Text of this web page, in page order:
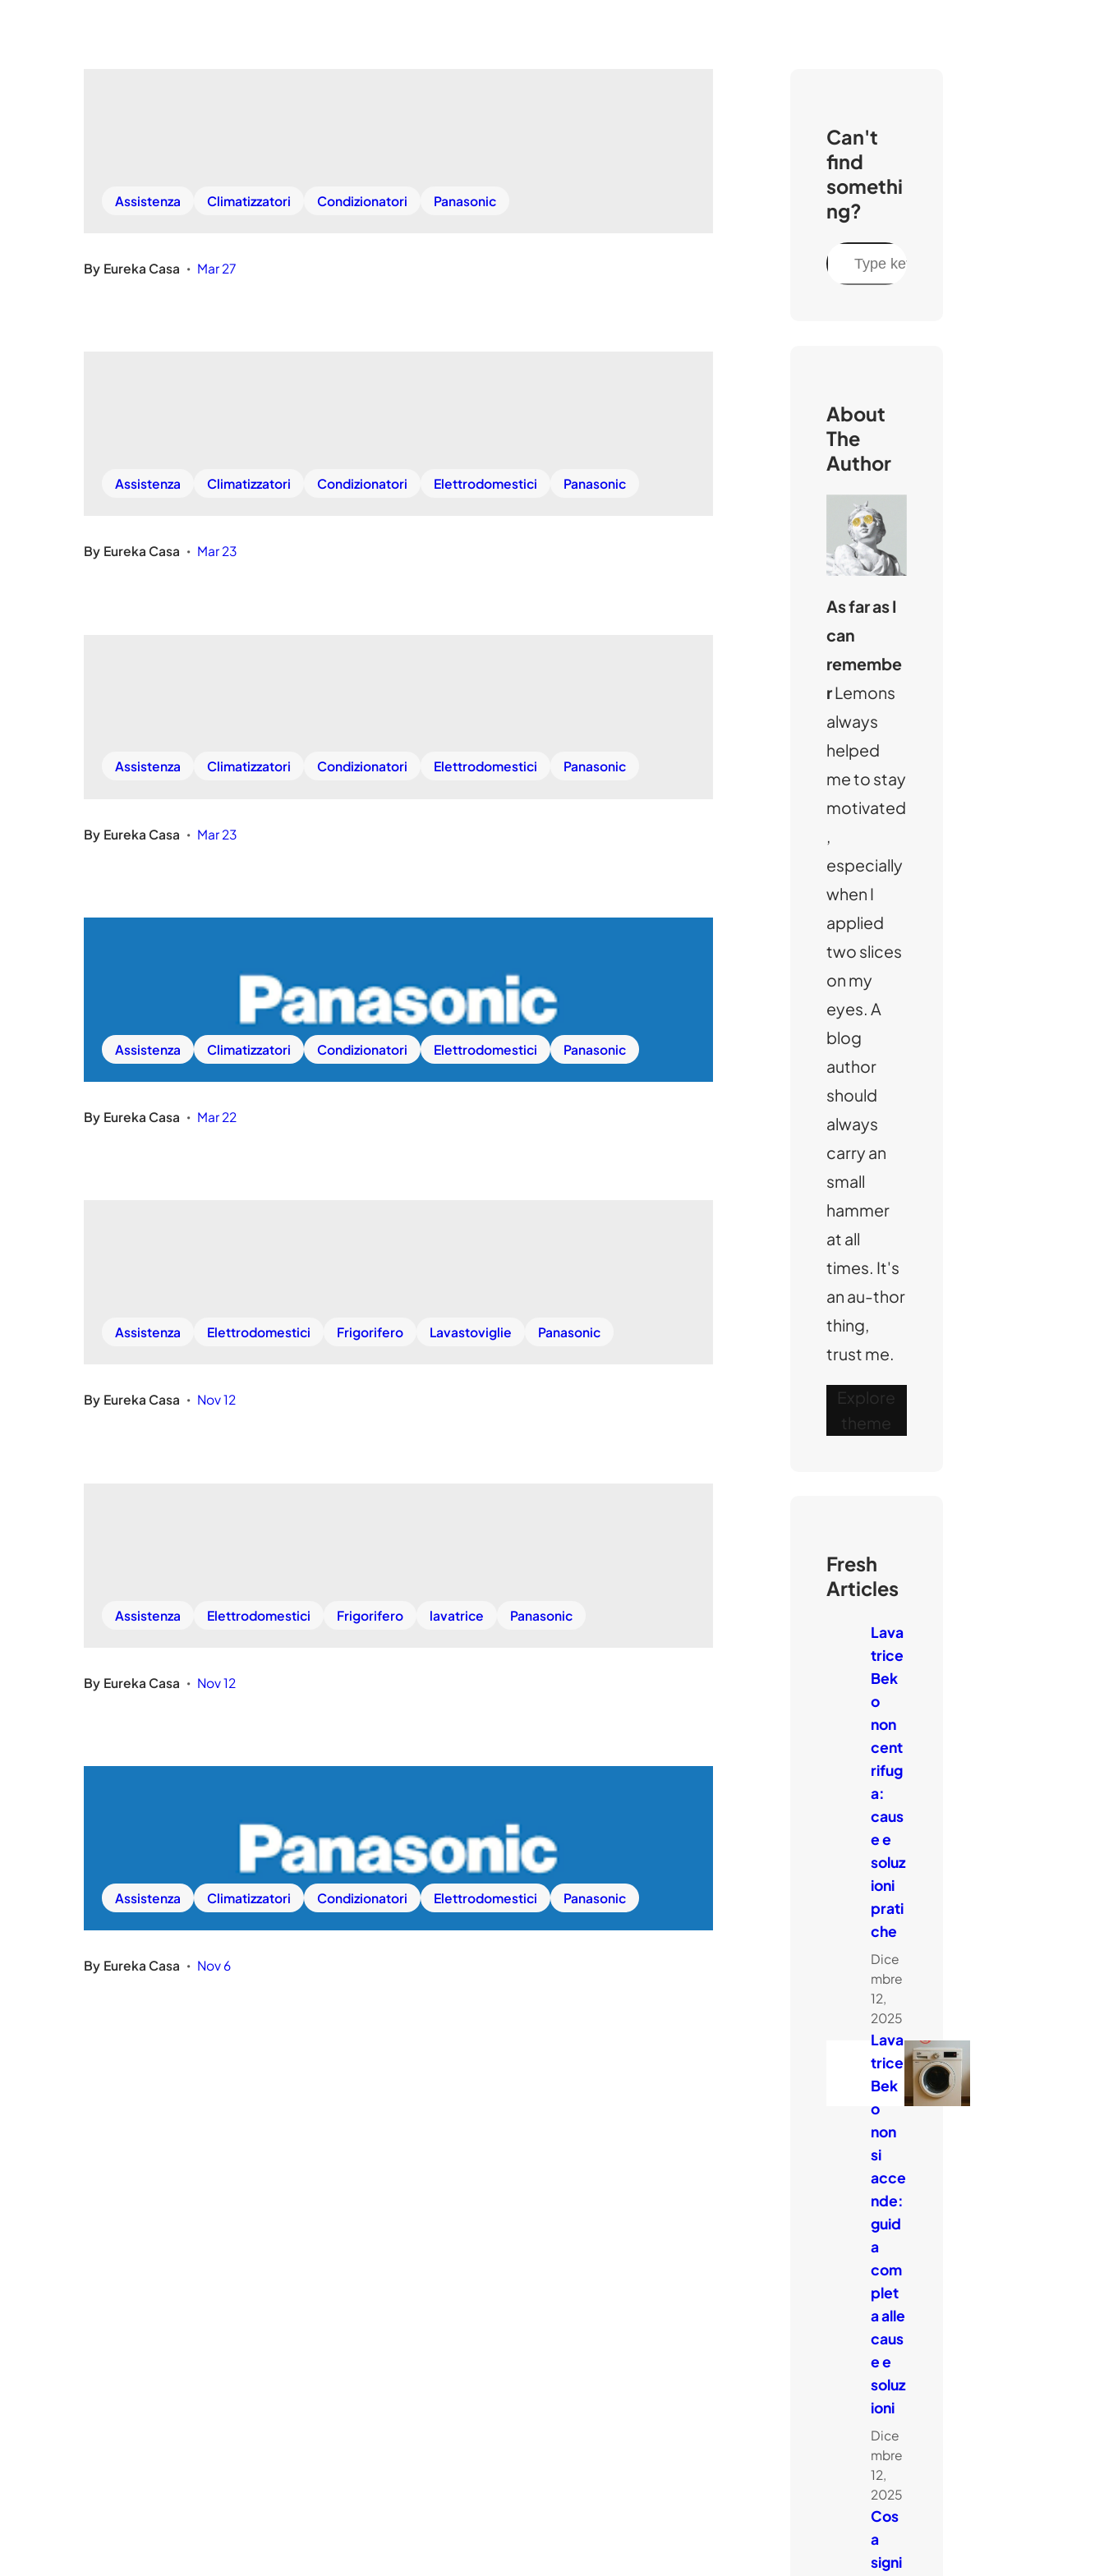
Assistenza Climatizzatori Condizionatori Panasonic
By Eureka Casa • Mar 27
Assistenza Climatizzatori Condizionatori Elettrodomestici Panasonic
By Eureka Casa • Mar 23
Assistenza Climatizzatori Condizionatori Elettrodomestici Panasonic
By Eureka Casa • Mar 23
Assistenza Climatizzatori Condizionatori Elettrodomestici Panasonic
By Eureka Casa • Mar 22
Assistenza Elettrodomestici Frigorifero Lavastoviglie Panasonic
By Eureka Casa • Nov 12
Assistenza Elettrodomestici Frigorifero lavatrice Panasonic
By Eureka Casa • Nov 12
Assistenza Climatizzatori Condizionatori Elettrodomestici Panasonic
By Eureka Casa • Nov 6
Can't
find
somethi
ng?
C
About
The
Author
As far as I
can
remembe
rLemons
always
helped
me to stay
motivated
,
especially
when I
applied
two slices
on my
eyes. A
blog
author
should
always
carry an
small
hammer
at all
times. It's
an au-thor
thing,
trust me.
Explore
theme
Fresh
Articles
Lava
trice
Bek
o
non
cent
rifug
a:
caus
e e
soluz
ioni
prati
che
Dice
mbre
12,
2025
Lava
trice
Bek
o
non
si
acce
nde:
guid
a
com
plet
a alle
caus
e e
soluz
ioni
Dice
mbre
12,
2025
Cos
a
signi